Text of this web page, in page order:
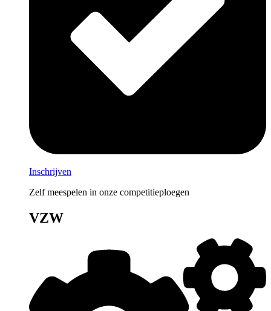
Inschrijven
Zelf meespelen in onze competitieploegen
VZW